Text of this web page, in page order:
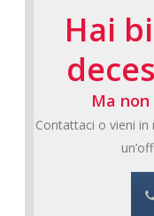
Hai
Ma
Contattaci o vieni in